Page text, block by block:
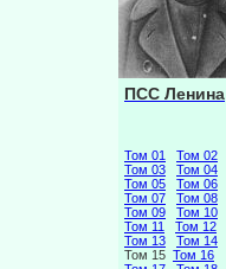
ПСС Ленина
Том 01
Том 02
Том 03
Том 04
Том 05
Том 06
Том 07
Том 08
Том 09
Том 10
Том 11
Том 12
Том 13
Том 14
Том 15 Том 16